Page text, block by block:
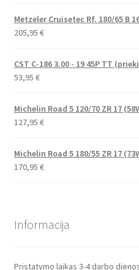
Metzeler Cruisetec Rf. 180/65 B
205,95 €
CST C-186 3.00 - 19 45P TT
53,95 €
Michelin Road 5 120/70 ZR 17
127,95 €
Michelin Road 5 180/55 ZR 17
170,95 €
Informacija
Pristatymo laikas 3-4 darbo